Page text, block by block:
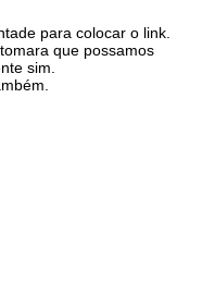
para colocar o link.
que possamos
sim.